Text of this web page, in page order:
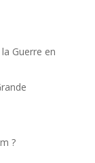
Guerre en
?